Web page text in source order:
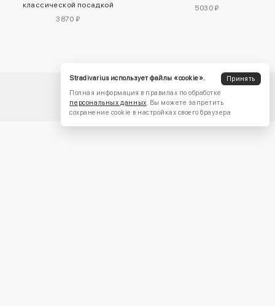
классической посадкой
3870 ₽
5030 ₽
Stradivarius использует файлы «cookie».
Принять
Полная информация в правилах по обработке
персональных данных. Вы можете запретить
сохранение cookie в настройках своего браузера